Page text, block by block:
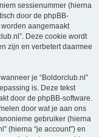
sessienummer (hierna
door de phpBB-
aangemaakt
Deze cookie wordt
zijn en verbetert daarmee
je “Boldorclub.nl”
is. Deze tekst
door de phpBB-software.
door wat je aan ons
gebruiker (hierna
(hierna “je account”) en